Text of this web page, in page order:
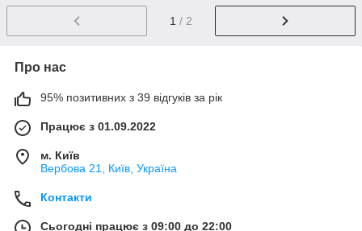
1 / 2
Про нас
95% позитивних з 39 відгуків за рік
Працює з 01.09.2022
м. Київ
Вербова 21, Київ, Україна
Контакти
Сьогодні працює з 09:00 до 22:00